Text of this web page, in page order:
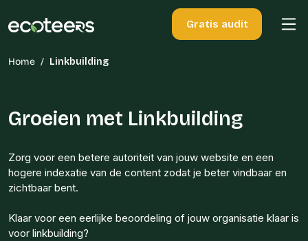
Gratis audit
Home / Linkbuilding
Groeien met Linkbuilding
Zorg voor een betere autoriteit van jouw website en een
hogere indexatie van de content zodat je beter vindbaar en
zichtbaar bent.
Klaar voor een eerlijke beoordeling of jouw organisatie klaar is
voor linkbuilding?